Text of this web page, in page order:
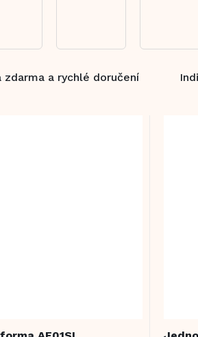
zdarma a rychlé doručení